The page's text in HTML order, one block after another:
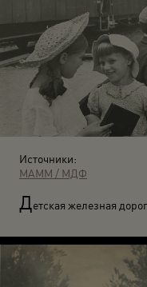
Источники:
МАММ / МДФ
Детская железная